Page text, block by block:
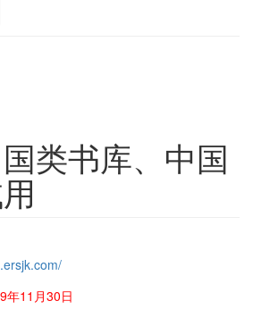
类书库、中国
年11月30日